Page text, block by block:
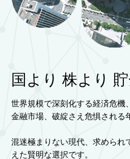
国より 株より
世界規模で深刻化する経済危機
金融市場、破綻さえ危惧される
混迷極まりない現代、求められ
えた賢明な選択です。